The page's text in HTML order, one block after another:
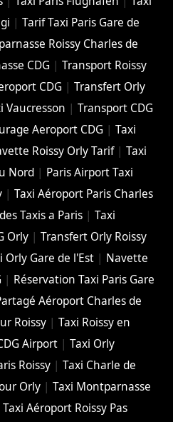
|Tarif Taxi Paris Gare de
Roissy Charles de
CDG | Transport Roissy
CDG |Transfert Orly
Vaucresson |Transport CDG
Aeroport CDG |Taxi
Roissy Orly Tarif|Taxi
Nord | Paris Airport Taxi
|Taxi Aéroport Paris Charles
Taxis a Paris |Taxi
Orly |Transfert Orly Roissy
Orly Gare de l'Est| Navette
| Réservation Taxi Paris Gare
Aéroport Charles de
Roissy| Taxi Roissy en
Airport| Taxi Orly
Roissy |Taxi Charle de
Orly |Taxi Montparnasse
Taxi Aéroport Roissy Pas